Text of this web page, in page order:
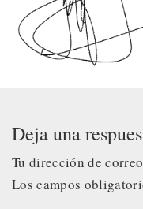
Deja una
Tu dirección de
Los campos